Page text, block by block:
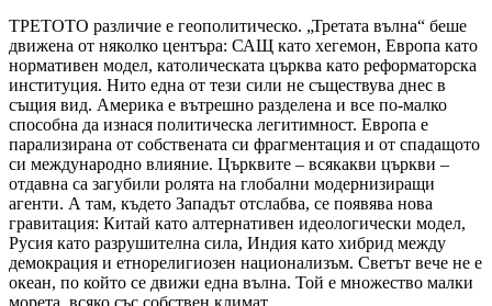
ТРЕТОТО различие е геополитическо. „Третата вълна“ беше
движена от няколко центъра: САЩ като хегемон, Европа като
нормативен модел, католическата църква като реформаторска
институция. Нито една от тези сили не съществува днес в
същия вид. Америка е вътрешно разделена и все по-малко
способна да изнася политическа легитимност. Европа е
парализирана от собствената си фрагментация и от спадащото
си международно влияние. Църквите – всякакви църкви –
отдавна са загубили ролята на глобални модернизиращи
агенти. А там, където Западът отслабва, се появява нова
гравитация: Китай като алтернативен идеологически модел,
Русия като разрушителна сила, Индия като хибрид между
демокрация и етнорелигиозен национализъм. Светът вече не е
океан, по който се движи една вълна. Той е множество малки